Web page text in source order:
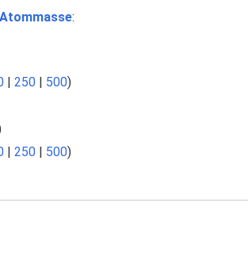
:
| 250 | 500)
| 250 | 500)